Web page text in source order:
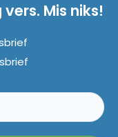
Mis niks!